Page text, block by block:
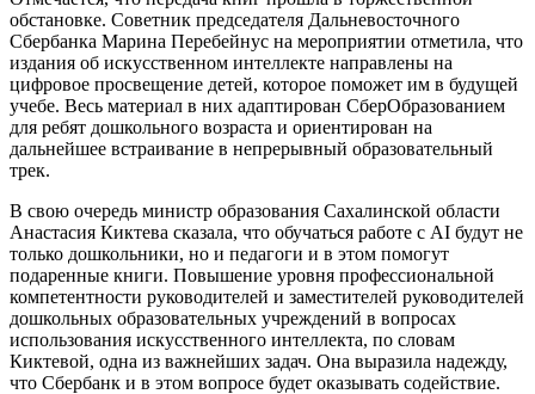
обстановке. Советник председателя Дальневосточного
Сбербанка Марина Перебейнус на мероприятии отметила, что
издания об искусственном интеллекте направлены на
цифровое просвещение детей, которое поможет им в будущей
учебе. Весь материал в них адаптирован СберОбразованием
для ребят дошкольного возраста и ориентирован на
дальнейшее встраивание в непрерывный образовательный
трек.
В свою очередь министр образования Сахалинской области
Анастасия Киктева сказала, что обучаться работе с AI будут не
только дошкольники, но и педагоги и в этом помогут
подаренные книги. Повышение уровня профессиональной
компетентности руководителей и заместителей руководителей
дошкольных образовательных учреждений в вопросах
использования искусственного интеллекта, по словам
Киктевой, одна из важнейших задач. Она выразила надежду,
что Сбербанк и в этом вопросе будет оказывать содействие.